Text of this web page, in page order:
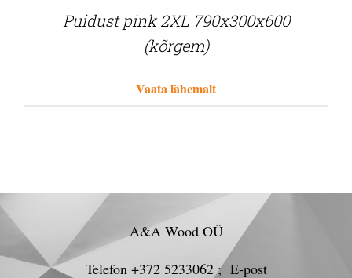
Puidust pink 2XL 790x300x600
(kõrgem)
Vaata lähemalt
A&A Wood OÜ
Telefon +372 5233062 ; E-post